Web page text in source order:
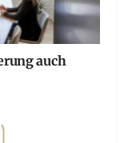
auch